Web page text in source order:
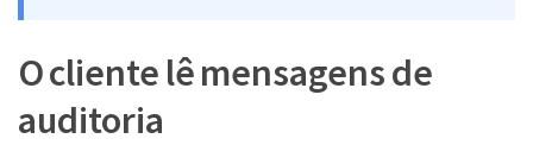
O cliente lê mensagens de
auditoria